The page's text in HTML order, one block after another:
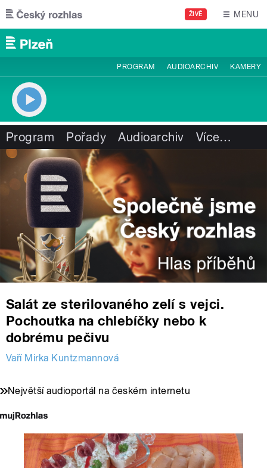
Přejít k hlavnímu obsahu
ŽIVĚ MENU
PROGRAM AUDIOARCHIV KAMERY
Program Pořady Audioarchiv Více…
Salát ze sterilovaného zelí s vejci.
Pochoutka na chlebíčky nebo k
dobrému pečivu
Vaří Mirka Kuntzmannová
Největší audioportál na českém internetu